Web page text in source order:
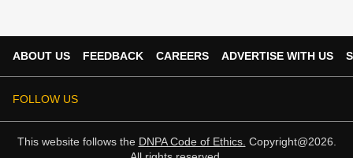
ABOUT US FEEDBACK CAREERS ADVERTISE WITH US
FOLLOW US
This website follows the DNPA Code of Ethics. Copyright@2026.